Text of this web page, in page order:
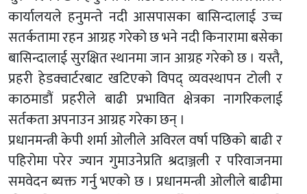
कार्यालयले हनुमन्ते नदी आसपासका बासिन्दालाई उच्च
सतर्कतामा रहन आग्रह गरेको छ भने नदी किनारामा बसेका
बासिन्दालाई सुरक्षित स्थानमा जान आग्रह गरेको छ । यस्तै,
प्रहरी हेडक्वार्टरबाट खटिएको विपद् व्यवस्थापन टोली र
काठमाडौं प्रहरीले बाढी प्रभावित क्षेत्रका नागरिकलाई
सर्तकता अपनाउन आग्रह गरेका छन् ।
प्रधानमन्त्री केपी शर्मा ओलीले अविरल वर्षा पछिको बाढी र
पहिरोमा परेर ज्यान गुमाउनेप्रति श्रदाञ्जली र परिवाजनमा
समवेदन ब्यक्त गर्नु भएको छ । प्रधानमन्त्री ओलीले बाढीमा